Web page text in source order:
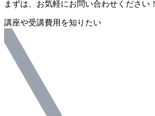
まずは、お気軽にお問い合わせください！
講座や受講費用を知りたい